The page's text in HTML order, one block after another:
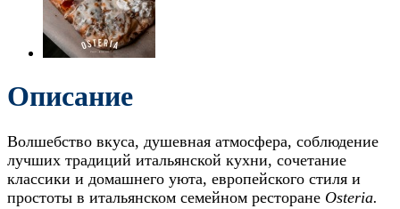
Описание
Волшебство вкуса, душевная атмосфера, соблюдение
лучших традиций итальянской кухни, сочетание
классики и домашнего уюта, европейского стиля и
простоты в итальянском семейном ресторане Osteria.